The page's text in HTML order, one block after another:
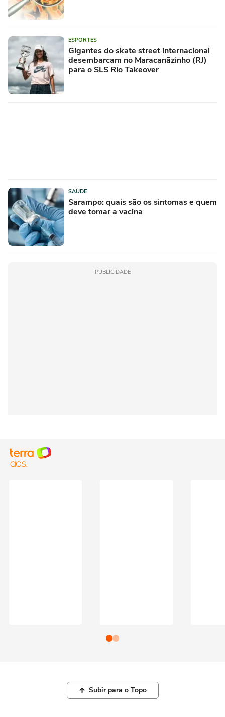
ESPORTES
Gigantes do skate street internacional
desembarcam no Maracanãzinho (RJ)
para o SLS Rio Takeover
SAÚDE
Sarampo: quais são os sintomas e quem
deve tomar a vacina
PUBLICIDADE
Subir para o Topo